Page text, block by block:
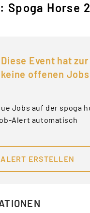
Spoga Horse
Diese Event hat
keine offenen
Jobs auf der spoga
Alert automatisch
ERSTELLEN